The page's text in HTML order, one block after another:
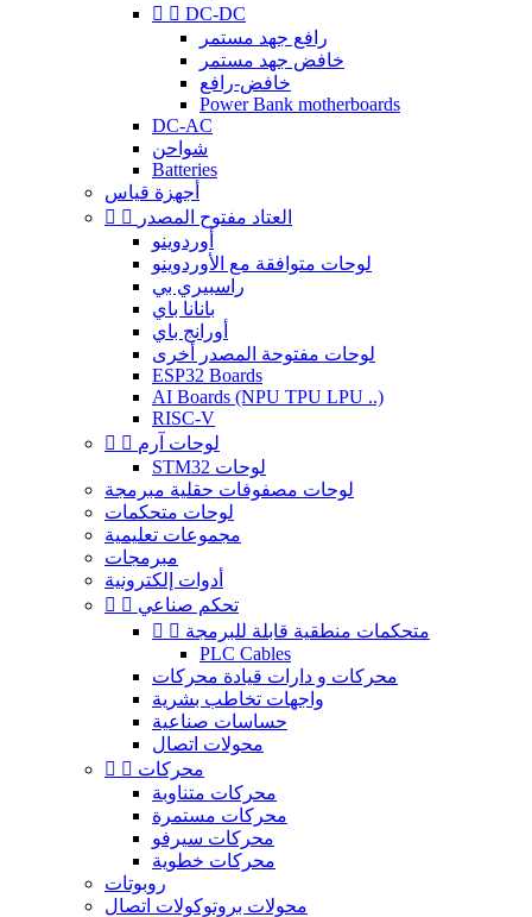
  DC-DC
رافع جهد مستمر
خافض جهد مستمر
خافض-رافع
Power Bank motherboards
DC-AC
شواحن
Batteries
أجهزة قياس
 
العتاد مفتوح المصدر
أوردوينو
لوحات متوافقة مع الأوردوينو
راسبيري بي
بانانا باي
أورانج باي
لوحات مفتوحة المصدر أخرى
ESP32 Boards
AI Boards (NPU TPU LPU ..)
RISC-V
  لوحات آرم
STM32 لوحات
لوحات مصفوفات حقلية مبرمجة
لوحات متحكمات
مجموعات تعليمية
مبرمجات
أدوات إلكترونية
  تحكم صناعي
  متحكمات منطقية قابلة للبرمجة
PLC Cables
محركات و دارات قيادة محركات
واجهات تخاطب بشرية
حساسات صناعية
محولات اتصال
  محركات
محركات متناوبة
محركات مستمرة
محركات سيرفو
محركات خطوية
روبوتات
محولات بروتوكولات اتصال